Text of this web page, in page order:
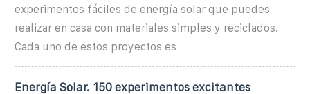
experimentos fáciles de energía solar que puedes
realizar en casa con materiales simples y reciclados.
Cada uno de estos proyectos es
Energía Solar. 150 experimentos excitantes